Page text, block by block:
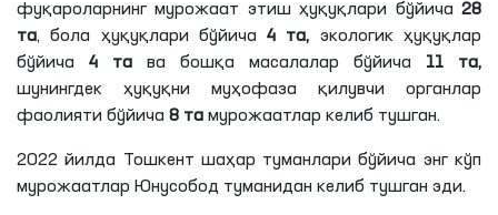
фуқароларнинг мурожаат этиш ҳуқуқлари бўйича 28
та, бола ҳуқуқлари бўйича4 та, экологик ҳуқуқлар
бўйича 4 та ва бошқа масалалар бўйича 11 та,
шунингдек ҳуқуқни муҳофаза қилувчи органлар
фаолияти бўйича 8 та мурожаатлар келиб тушган.
2022 йилда Тошкент шаҳар туманлари бўйича энг кўп
мурожаатлар Юнусобод туманидан келиб тушган эди.